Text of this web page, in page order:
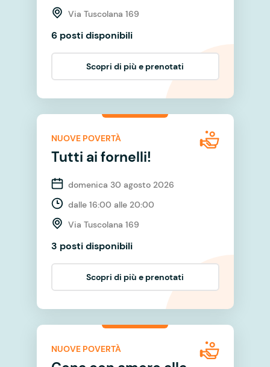
Via Tuscolana 169
6 posti disponibili
Scopri di più e prenotati
NUOVE POVERTÀ
Tutti ai fornelli!
domenica 30 agosto 2026
dalle 16:00 alle 20:00
Via Tuscolana 169
3 posti disponibili
Scopri di più e prenotati
NUOVE POVERTÀ